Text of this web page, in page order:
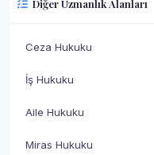
Diğer Uzmanlık Alanları
Ceza Hukuku
İş Hukuku
Aile Hukuku
Miras Hukuku